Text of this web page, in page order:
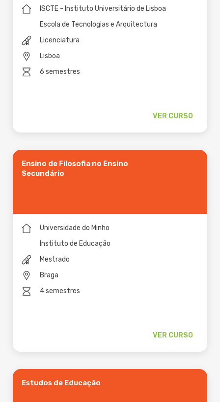
ISCTE - Instituto Universitário de Lisboa
Escola de Tecnologias e Arquitectura
Licenciatura
Lisboa
6 semestres
VER CURSO
Ensino de Filosofia no Ensino
Secundário
Universidade do Minho
Instituto de Educação
Mestrado
Braga
4 semestres
VER CURSO
Estudos de Educação